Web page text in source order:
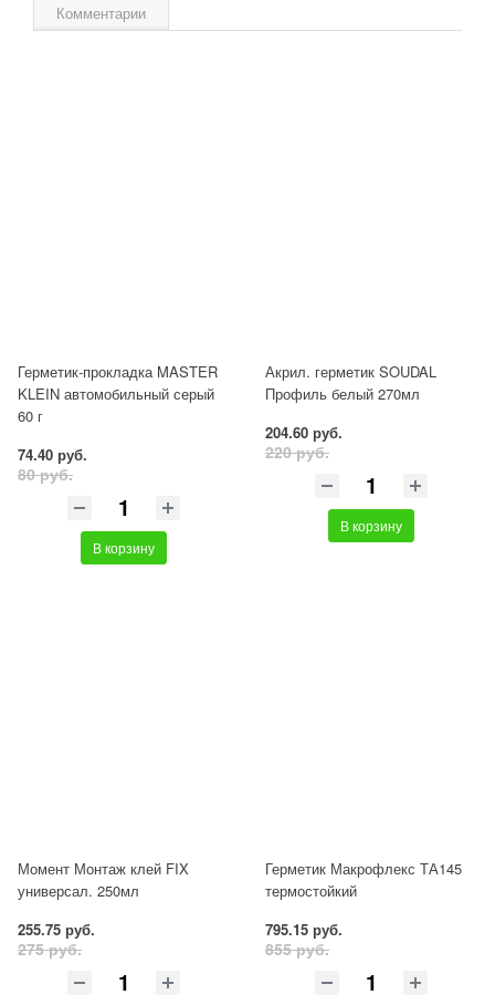
Комментарии
Герметик-прокладка MASTER
KLEIN автомобильный серый
60 г
74.40 руб.
80 руб.
В корзину
Акрил. герметик SOUDAL
Профиль белый 270мл
204.60 руб.
220 руб.
В корзину
Момент Монтаж клей FIX
универсал. 250мл
255.75 руб.
275 руб.
Герметик Макрофлекс ТА145
термостойкий
795.15 руб.
855 руб.